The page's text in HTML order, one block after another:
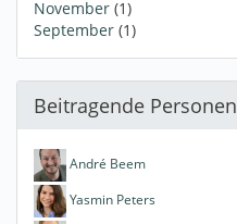
November (1)
September (1)
Beitragende Personen
André Beem
Yasmin Peters